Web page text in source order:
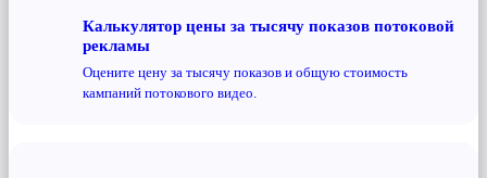
Калькулятор цены за тысячу показов потоковой
рекламы
Оцените цену за тысячу показов и общую стоимость
кампаний потокового видео.